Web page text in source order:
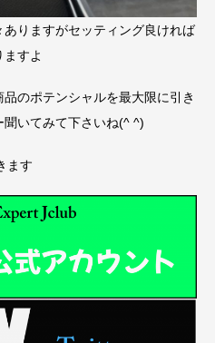
りますがセッティング良ければ
すよ
のポテンシャルを最大限に引き
いてみて下さいね(^ ^)
ます